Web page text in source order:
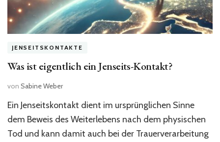
JENSEITSKONTAKTE
Was ist eigentlich ein Jenseits-Kontakt?
von Sabine Weber
Ein Jenseitskontakt dient im ursprünglichen Sinne
dem Beweis des Weiterlebens nach dem physischen
Tod und kann damit auch bei der Trauerverarbeitung